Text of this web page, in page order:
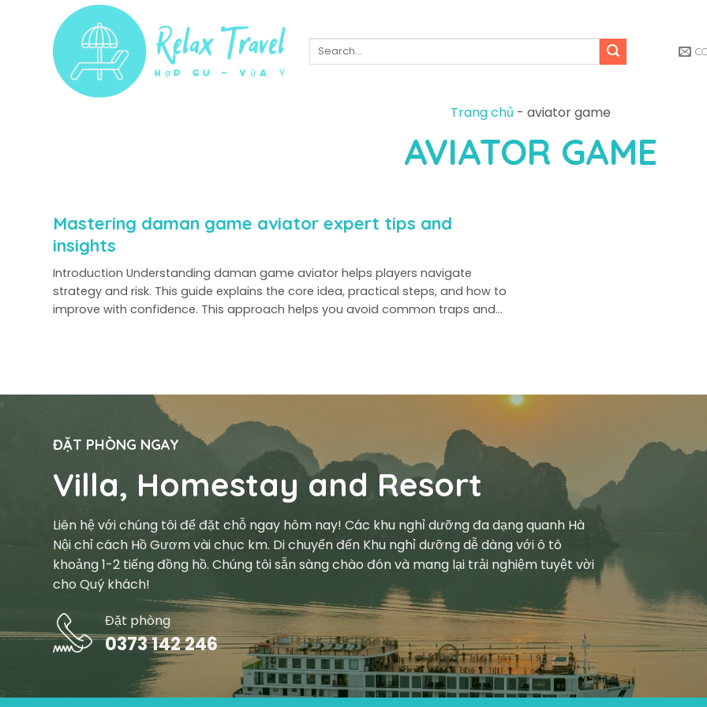
Trang chủ - aviator game
AVIATOR GAME
Mastering daman game aviator expert tips and
insights
Introduction Understanding daman game aviator helps players navigate
strategy and risk. This guide explains the core idea, practical steps, and how to
improve with confidence. This approach helps you avoid common traps and
ĐẶT PHÒNG NGAY
Villa, Homestay and Resort
Liên hệ với chúng tôi để đặt chỗ ngay hôm nay! Các khu nghỉ dưỡng đa dạng quanh Hà
Nội chỉ cách Hồ Gươm vài chục km. Di chuyển đến Khu nghỉ dưỡng dễ dàng với ô tô
khoảng 1-2 tiếng đồng hồ. Chúng tôi sẵn sàng chào đón và mang lại trải nghiệm tuyệt vời
cho Quý khách!
Đặt phòng
0373 142 246